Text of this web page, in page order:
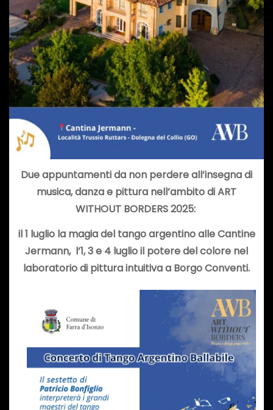
Due appuntamenti da non perdere all’insegna di
musica, danza e pittura nell’ambito di ART
WITHOUT BORDERS 2025:
il 1 luglio la magia del tango argentino alle Cantine
Jermann, l’1, 3 e 4 luglio il potere del colore nel
laboratorio di pittura intuitiva a Borgo Conventi.